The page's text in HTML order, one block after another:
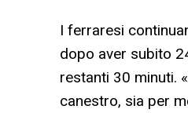
I ferraresi
dopo aver subito
restanti 30 minuti.
canestro, sia per